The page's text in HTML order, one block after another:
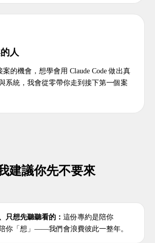
人
的機會，想學會用 Claude Code 做出真
系統，我會從零帶你走到接下第一個案
建議你先不要來
只想先聽聽看的 ： 這份專約是陪你
你「想」——我們會浪費彼此一整年。